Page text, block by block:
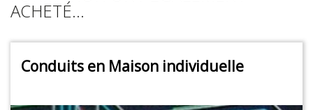
ACHETÉ...
Conduits en Maison individuelle